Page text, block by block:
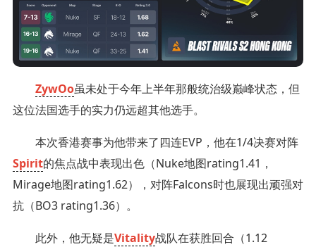
ZywOo虽未处于今年上半年那般统治级巅峰状态，但
这位法国选手的实力仍远超其他选手。
本次香港赛事为他带来了四连EVP，他在1/4决赛对阵
Spirit的焦点战中表现出色（Nuke地图rating1.41，
Mirage地图rating1.62），对阵Falcons时也展现出顽强对
抗（BO3 rating1.36）。
此外，他无疑是Vitality战队在获胜回合（1.12